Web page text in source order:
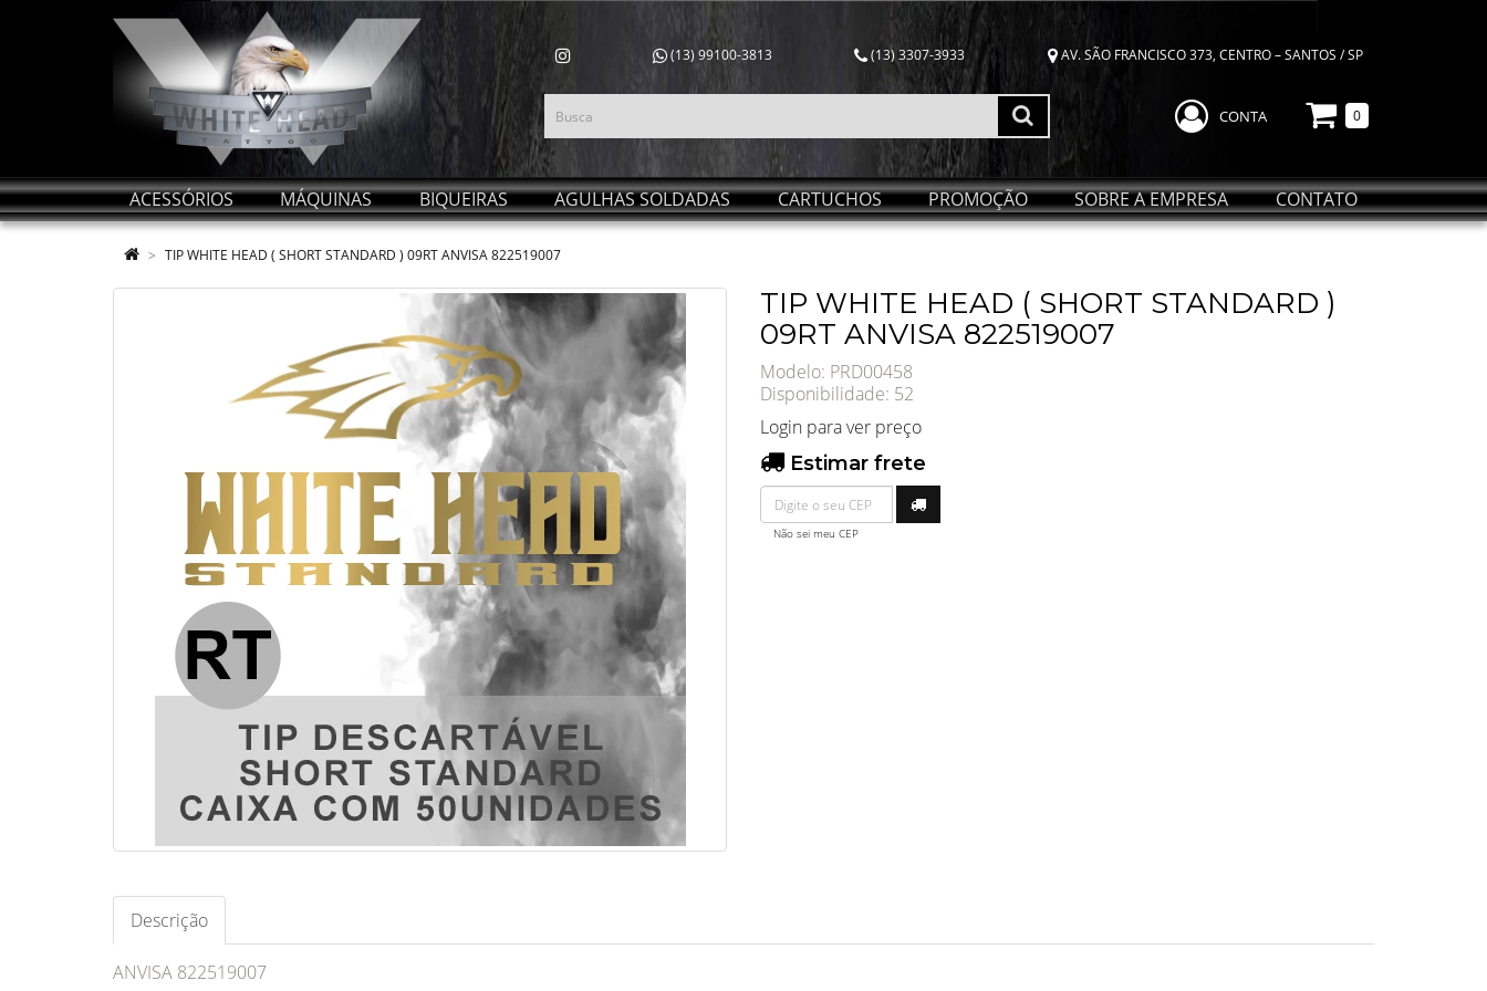
(13) 99100-3813 (13) 3307-3933 AV. SÃO FRANCISCO 373, CENTRO – SANTOS / SP
CONTA 0
ACESSÓRIOS MÁQUINAS BIQUEIRAS AGULHAS SOLDADAS CARTUCHOS PROMOÇÃO SOBRE A EMPRESA CONTATO
TIP WHITE HEAD ( SHORT STANDARD ) 09RT ANVISA 822519007
TIP WHITE HEAD ( SHORT STANDARD )
09RT ANVISA 822519007
Modelo: PRD00458
Disponibilidade: 52
Login para ver preço
Estimar frete
Não sei meu CEP
Descrição
ANVISA 822519007